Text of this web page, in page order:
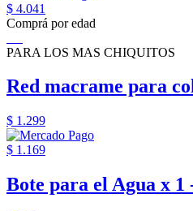
$ 4.041
Comprá por edad
PARA LOS MAS CHIQUITOS
Red macrame para
$ 1.299
$ 1.169
Bote para el Agua x 1